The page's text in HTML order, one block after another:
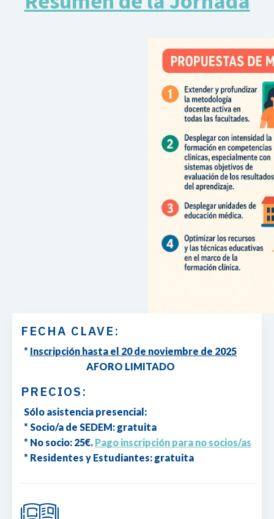
FECHA CLAVE:
* Inscripción hasta el 20 de noviembre de 2025
AFORO LIMITADO
PRECIOS:
Sólo asistencia presencial:
* Socio/a de SEDEM: gratuita
* No socio: 25€. Pago inscripción para no socios/as
* Residentes y Estudiantes: gratuita